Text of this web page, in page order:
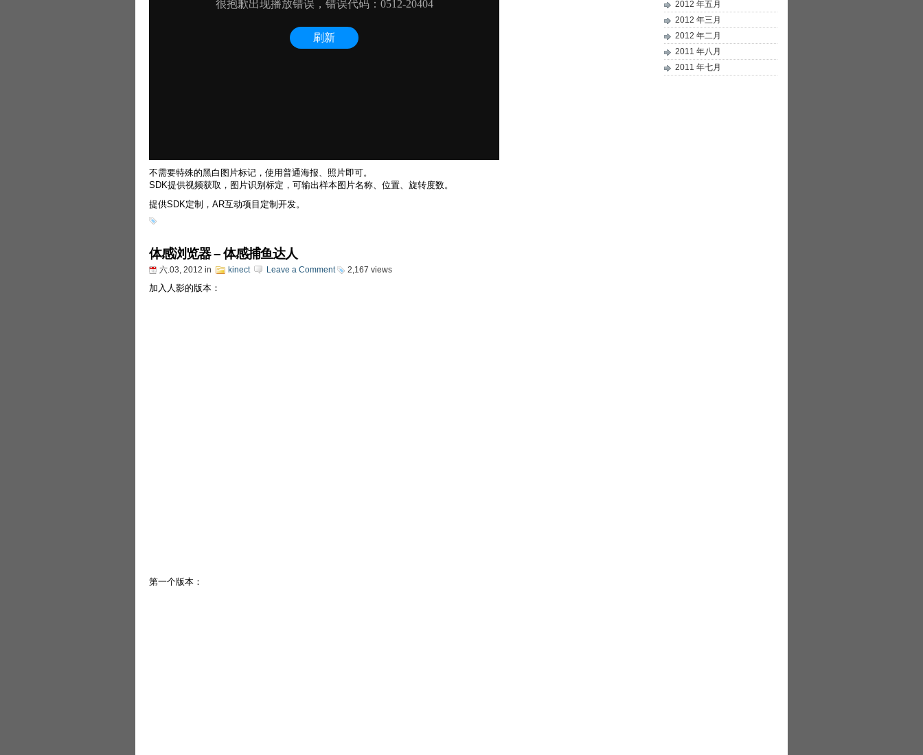
不需要特殊的黑白图片标记，使用普通海报、照片即可。
SDK提供视频获取，图片识别标定，可输出样本图片名称、位置、旋转度数。
提供SDK定制，AR互动项目定制开发。
体感浏览器 – 体感捕鱼达人
六.03, 2012 in kinect Leave a Comment 2,167 views
加入人影的版本：
第一个版本：
2012 年五月
2012 年三月
2012 年二月
2011 年八月
2011 年七月